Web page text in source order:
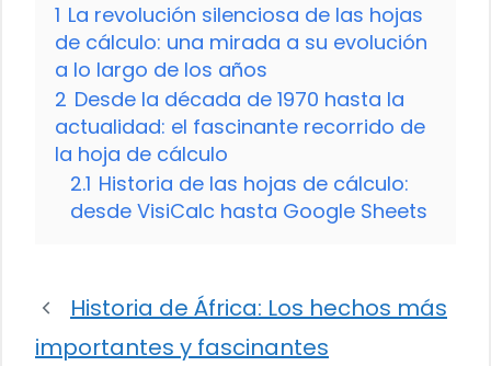
1 La revolución silenciosa de las hojas
de cálculo: una mirada a su evolución
a lo largo de los años
2 Desde la década de 1970 hasta la
actualidad: el fascinante recorrido de
la hoja de cálculo
2.1 Historia de las hojas de cálculo:
desde VisiCalc hasta Google Sheets
Historia de África: Los hechos más
importantes y fascinantes